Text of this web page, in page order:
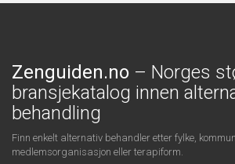
Zenguiden.no – Norges
bransjekatalog innen
behandling
Finn enkelt alternativ behandler etter fylke,
medlemsorganisasjon eller terapiform.